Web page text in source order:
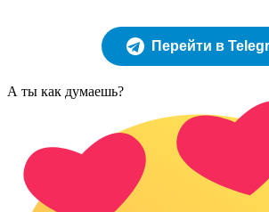
Перейти в
А ты как думаешь?